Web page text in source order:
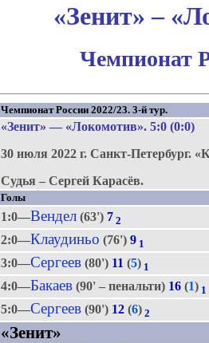
«Зенит» –
Чемпионат
Чемпионат России 2022/23. 3-й тур.
«Зенит» — «Локомотив». 5:0 (0:0)
30 июля 2022 г. Санкт-Петербург.
Судья – Сергей Карасёв.
Голы
1:0—Вендел(63') 7 2
2:0—Клаудиньо (76') 9 1
3:0—Сергеев(80') 11 (5) 1
4:0—Бакаев(90' – пенальти) 16(1) 1
5:0—Сергеев(90') 12(6) 2
«Зенит»